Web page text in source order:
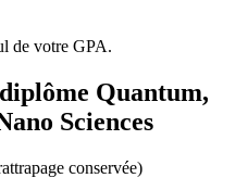
de votre GPA.
Quantum,
Sciences
conservée)